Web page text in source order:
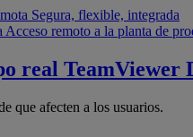
Segura, flexible, integrada
Acceso remoto a la planta de
real TeamViewer
que afecten a los usuarios.